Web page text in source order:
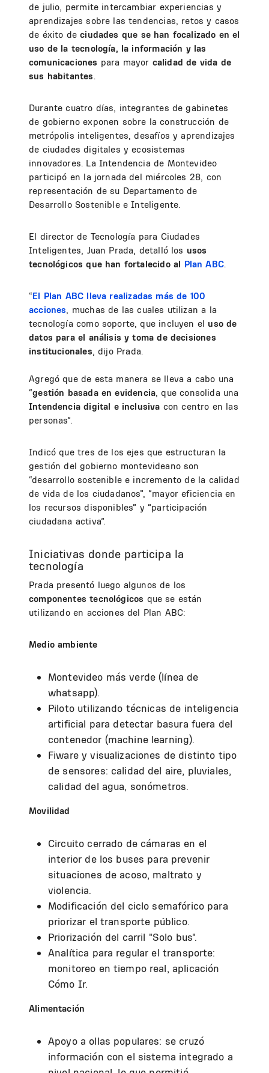
de julio, permite intercambiar experiencias y
aprendizajes sobre las tendencias, retos y casos
de éxito deciudades que se han focalizado en el
uso de la tecnología, la información y las
comunicaciones para mayor calidad de vida de
sus habitantes.
Durante cuatro días, integrantes de gabinetes
de gobierno exponen sobre la construcción de
metrópolis inteligentes, desafíos y aprendizajes
de ciudades digitales y ecosistemas
innovadores. La Intendencia de Montevideo
participó en la jornada del miércoles 28, con
representación de su Departamento de
Desarrollo Sostenible e Inteligente.
El director de Tecnología para Ciudades
Inteligentes, Juan Prada, detalló los usos
tecnológicos que han fortalecido al Plan ABC.
“El Plan ABC lleva realizadas más de 100
acciones, muchas de las cuales utilizan a la
tecnología como soporte, que incluyen el uso de
datos para el análisis y toma de decisiones
institucionales, dijo Prada.
Agregó que de esta manera se lleva a cabo una
“gestión basada en evidencia, que consolida una
Intendencia digital e inclusiva con centro en las
personas”.
Indicó que tres de los ejes que estructuran la
gestión del gobierno montevideano son
“desarrollo sostenible e incremento de la calidad
de vida de los ciudadanos”, “mayor eficiencia en
los recursos disponibles” y “participación
ciudadana activa”.
Iniciativas donde participa la
tecnología
Prada presentó luego algunos de los
componentes tecnológicos que se están
utilizando en acciones del Plan ABC:
Medio ambiente
Montevideo más verde (línea de
whatsapp).
Piloto utilizando técnicas de inteligencia
artificial para detectar basura fuera del
contenedor (machine learning).
Fiware y visualizaciones de distinto tipo
de sensores: calidad del aire, pluviales,
calidad del agua, sonómetros.
Movilidad
Circuito cerrado de cámaras en el
interior de los buses para prevenir
situaciones de acoso, maltrato y
violencia.
Modificación del ciclo semafórico para
priorizar el transporte público.
Priorización del carril "Solo bus".
Analítica para regular el transporte:
monitoreo en tiempo real, aplicación
Cómo Ir.
Alimentación
Apoyo a ollas populares: se cruzó
información con el sistema integrado a